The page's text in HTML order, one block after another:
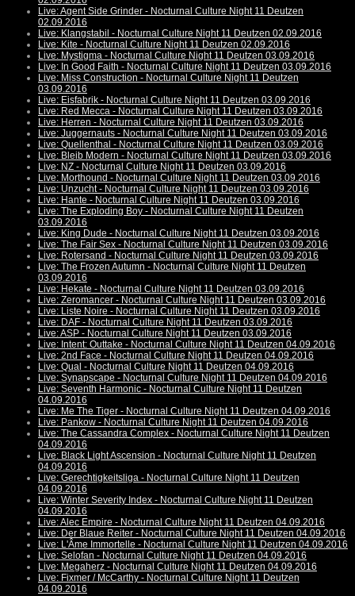
Live: Agent Side Grinder - Nocturnal Culture Night 11 Deutzen
02.09.2016
Live: Klangstabil - Nocturnal Culture Night 11 Deutzen 02.09.2016
Live: Kite - Nocturnal Culture Night 11 Deutzen 02.09.2016
Live: Mystigma - Nocturnal Culture Night 11 Deutzen 03.09.2016
Live: In Good Faith - Nocturnal Culture Night 11 Deutzen 03.09.2016
Live: Miss Construction - Nocturnal Culture Night 11 Deutzen
03.09.2016
Live: Eisfabrik - Nocturnal Culture Night 11 Deutzen 03.09.2016
Live: Red Mecca - Nocturnal Culture Night 11 Deutzen 03.09.2016
Live: Herren - Nocturnal Culture Night 11 Deutzen 03.09.2016
Live: Juggernauts - Nocturnal Culture Night 11 Deutzen 03.09.2016
Live: Quellenthal - Nocturnal Culture Night 11 Deutzen 03.09.2016
Live: Bleib Modern - Nocturnal Culture Night 11 Deutzen 03.09.2016
Live: NZ - Nocturnal Culture Night 11 Deutzen 03.09.2016
Live: Morthound - Nocturnal Culture Night 11 Deutzen 03.09.2016
Live: Unzucht - Nocturnal Culture Night 11 Deutzen 03.09.2016
Live: Hante - Nocturnal Culture Night 11 Deutzen 03.09.2016
Live: The Exploding Boy - Nocturnal Culture Night 11 Deutzen
03.09.2016
Live: King Dude - Nocturnal Culture Night 11 Deutzen 03.09.2016
Live: The Fair Sex - Nocturnal Culture Night 11 Deutzen 03.09.2016
Live: Rotersand - Nocturnal Culture Night 11 Deutzen 03.09.2016
Live: The Frozen Autumn - Nocturnal Culture Night 11 Deutzen
03.09.2016
Live: Hekate - Nocturnal Culture Night 11 Deutzen 03.09.2016
Live: Zeromancer - Nocturnal Culture Night 11 Deutzen 03.09.2016
Live: Liste Noire - Nocturnal Culture Night 11 Deutzen 03.09.2016
Live: DAF - Nocturnal Culture Night 11 Deutzen 03.09.2016
Live: ASP - Nocturnal Culture Night 11 Deutzen 03.09.2016
Live: Intent: Outtake - Nocturnal Culture Night 11 Deutzen 04.09.2016
Live: 2nd Face - Nocturnal Culture Night 11 Deutzen 04.09.2016
Live: Qual - Nocturnal Culture Night 11 Deutzen 04.09.2016
Live: Synapscape - Nocturnal Culture Night 11 Deutzen 04.09.2016
Live: Seventh Harmonic - Nocturnal Culture Night 11 Deutzen
04.09.2016
Live: Me The Tiger - Nocturnal Culture Night 11 Deutzen 04.09.2016
Live: Pankow - Nocturnal Culture Night 11 Deutzen 04.09.2016
Live: The Cassandra Complex - Nocturnal Culture Night 11 Deutzen
04.09.2016
Live: Black Light Ascension - Nocturnal Culture Night 11 Deutzen
04.09.2016
Live: Gerechtigkeitsliga - Nocturnal Culture Night 11 Deutzen
04.09.2016
Live: Winter Severity Index - Nocturnal Culture Night 11 Deutzen
04.09.2016
Live: Alec Empire - Nocturnal Culture Night 11 Deutzen 04.09.2016
Live: Der Blaue Reiter - Nocturnal Culture Night 11 Deutzen 04.09.2016
Live: L'Âme Immortelle - Nocturnal Culture Night 11 Deutzen 04.09.2016
Live: Selofan - Nocturnal Culture Night 11 Deutzen 04.09.2016
Live: Megaherz - Nocturnal Culture Night 11 Deutzen 04.09.2016
Live: Fixmer / McCarthy - Nocturnal Culture Night 11 Deutzen
04.09.2016